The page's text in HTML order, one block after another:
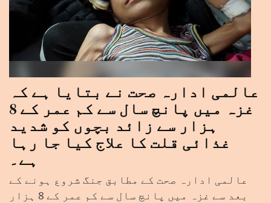
عالمی ادارہ صحت نے بتایا ہے کہ
غزہ میں پانچ سال سے کم عمر کے 8
ہزار سے زائد بچوں کو شدید
غذائی قلت کا علاج کیا جا رہا
ہے۔
عالمی ادارہ صحت کے مطابق جنگ شروع ہونے کے
بعد سے غزہ میں پانچ سال سے کم عمر کے 8 ہزار